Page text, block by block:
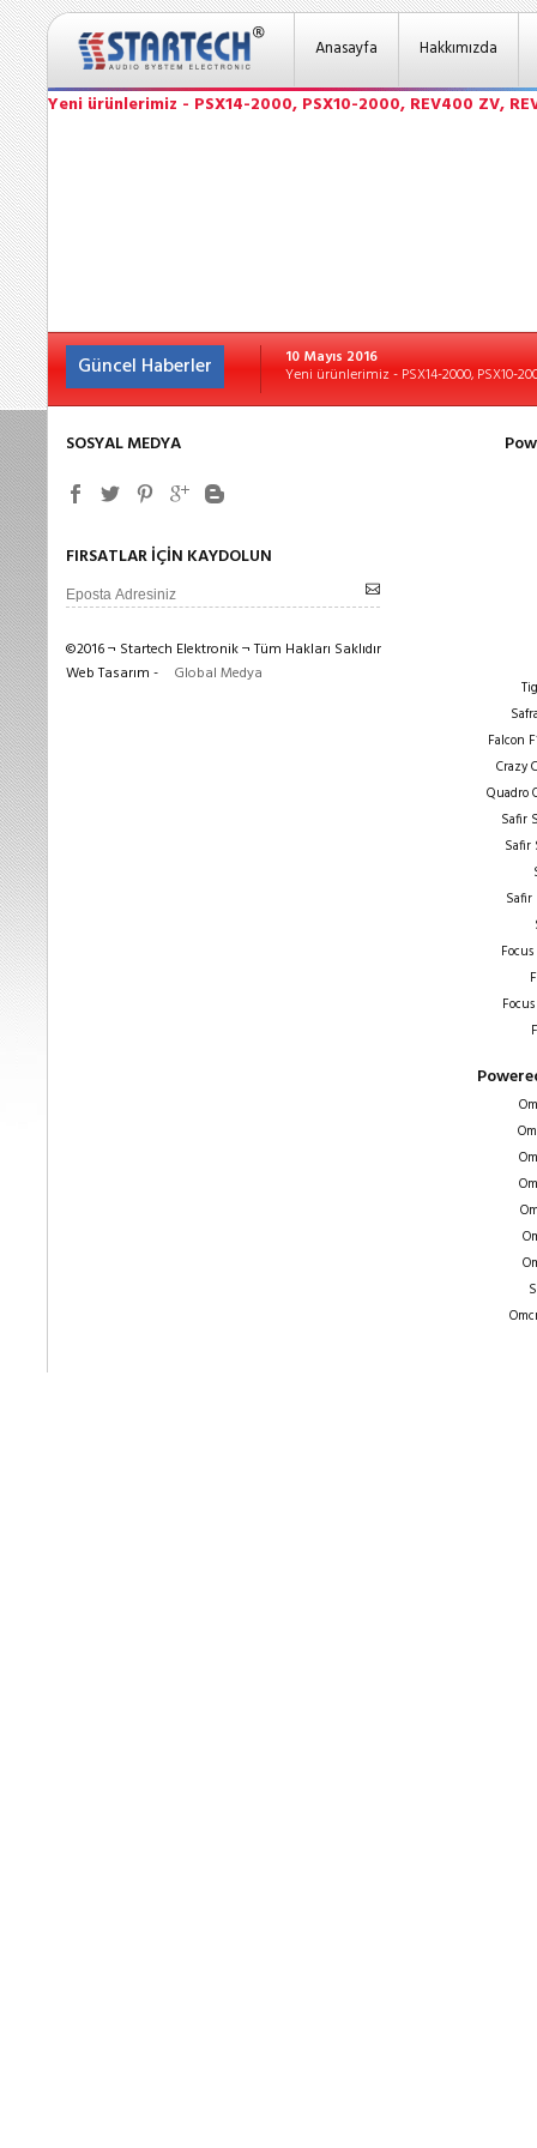
Anasayfa Hakkımızda
Yeni ürünlerimiz - PSX14-2000, PSX10-2000, REV400 ZV,
Güncel Haberler 10 Mayıs 2016
Yeni ürünlerimiz - PSX14-2000, PSX10-
SOSYAL MEDYA
FIRSATLAR İÇİN KAYDOLUN
©2016 ¬ Startech Elektronik ¬ Tüm Hakları Saklıdır
Web Tasarım -
Global Medya
Falcon
Crazy
Quadro
Safir
Safir
Safir